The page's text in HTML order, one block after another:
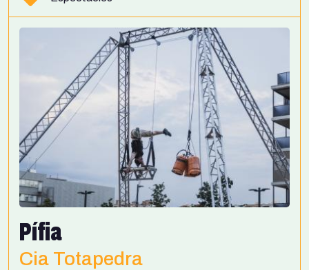
Pífia
Cia Totapedra